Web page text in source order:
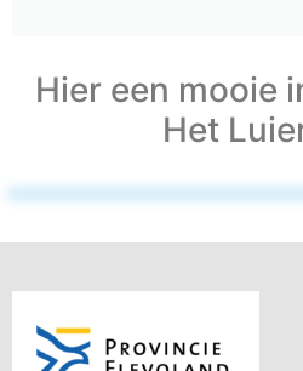
Hier een mooie
Het